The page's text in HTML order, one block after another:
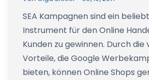
SEA Kampagnen sind ein
Instrument für den Online
Kunden zu gewinnen. Durch die
Vorteile, die Google
bieten, können Online Shops